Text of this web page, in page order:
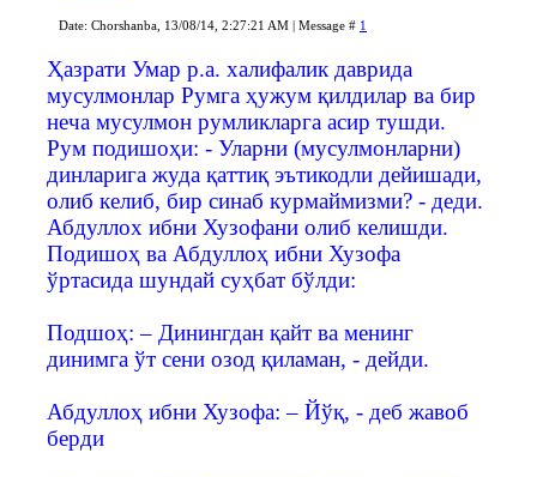
Date: Chorshanba, 13/08/14, 2:27:21 AM | Message # 1
Ҳазрати Умар р.а. халифалик даврида
мусулмонлар Румга ҳужум қилдилар ва бир
неча мусулмон румликларга асир тушди.
Рум подишоҳи: - Уларни (мусулмонларни)
динларига жуда қаттиқ эътикодли дейишади,
олиб келиб, бир синаб курмаймизми? - деди.
Абдуллох ибни Хузофани олиб келишди.
Подишоҳ ва Абдуллоҳ ибни Хузофа
ўртасида шундай суҳбат бўлди:
Подшоҳ: – Динингдан қайт ва менинг
динимга ўт сени озод қиламан, - дейди.
Абдуллоҳ ибни Хузофа: – Йўқ, - деб жавоб
берди